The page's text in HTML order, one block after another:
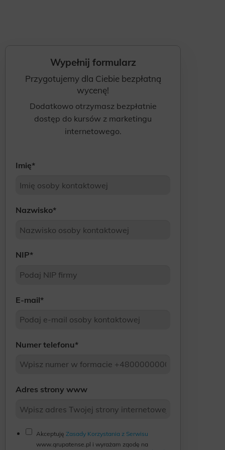
Wypełnij formularz
Przygotujemy dla Ciebie bezpłatną
wycenę!
Dodatkowo otrzymasz bezpłatnie
dostęp do kursów z marketingu
internetowego.
Imię*
Nazwisko*
NIP*
E-mail*
Numer telefonu*
Adres strony www
Akceptuję Zasady Korzystania z Serwisu
www.grupatense.pl i wyrażam zgodę na